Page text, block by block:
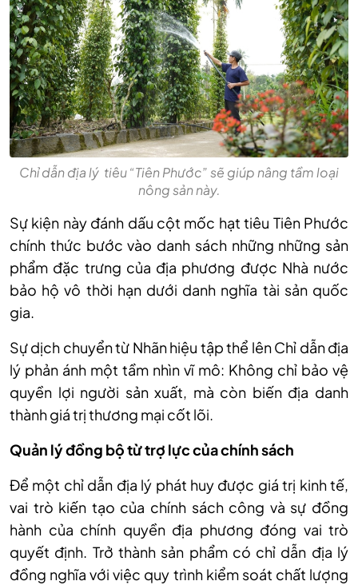
Chỉ dẫn địa lý tiêu “Tiên Phước” sẽ giúp nâng tầm loại
nông sản này.
Sự kiện này đánh dấu cột mốc hạt tiêu Tiên Phước
chính thức bước vào danh sách những những sản
phẩm đặc trưng của địa phương được Nhà nước
bảo hộ vô thời hạn dưới danh nghĩa tài sản quốc
gia.
Sự dịch chuyển từ Nhãn hiệu tập thể lên Chỉ dẫn địa
lý phản ánh một tầm nhìn vĩ mô: Không chỉ bảo vệ
quyền lợi người sản xuất, mà còn biến địa danh
thành giá trị thương mại cốt lõi.
Quản lý đồng bộ từ trợ lực của chính sách
Để một chỉ dẫn địa lý phát huy được giá trị kinh tế,
vai trò kiến tạo của chính sách công và sự đồng
hành của chính quyền địa phương đóng vai trò
quyết định. Trở thành sản phẩm có chỉ dẫn địa lý
đồng nghĩa với việc quy trình kiểm soát chất lượng